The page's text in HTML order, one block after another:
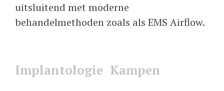
uitsluitend met moderne
behandelmethoden zoals als EMS Airflow.
Implantologie Kampen